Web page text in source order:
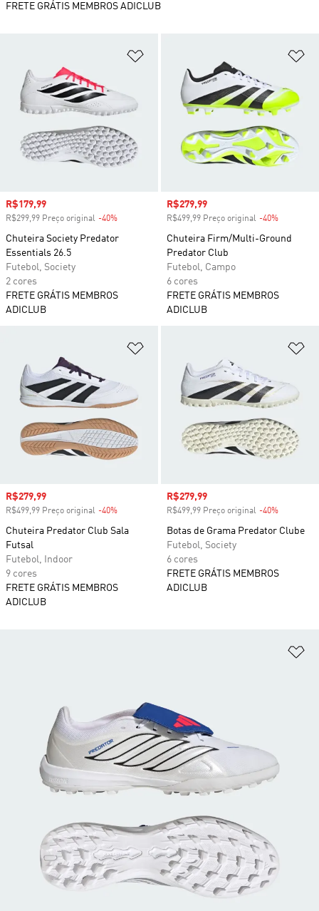
Preço com desconto
R$179,99
R$299,99 Preço original -40%
Chuteira Society Predator
Essentials 26.5
Futebol, Society
2 cores
FRETE GRÁTIS MEMBROS
ADICLUB
Preço com desconto
R$279,99
R$499,99 Preço original -40%
Chuteira Firm/Multi-Ground
Predator Club
Futebol, Campo
6 cores
FRETE GRÁTIS MEMBROS
ADICLUB
Preço com desconto
R$279,99
R$499,99 Preço original -40%
Chuteira Predator Club Sala
Futsal
Futebol, Indoor
9 cores
FRETE GRÁTIS MEMBROS
ADICLUB
Preço com desconto
R$279,99
R$499,99 Preço original -40%
Botas de Grama Predator Clube
Futebol, Society
6 cores
FRETE GRÁTIS MEMBROS
ADICLUB
FRETE GRÁTIS MEMBROS ADICLUB